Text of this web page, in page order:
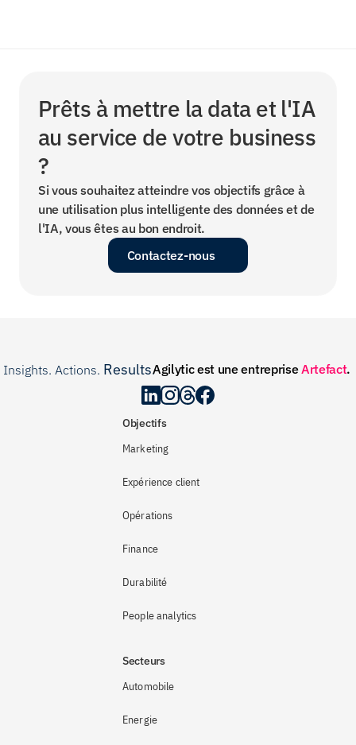
Prêts à mettre la data et l'IA
au service de votre business
?
Si vous souhaitez atteindre vos objectifs grâce à
une utilisation plus intelligente des données et de
l'IA, vous êtes au bon endroit.
Contactez-nous
Insights. Actions. Results.Agilytic est une entreprise Artefact.
Objectifs
Marketing
Expérience client
Opérations
Finance
Durabilité
People analytics
Secteurs
Automobile
Energie